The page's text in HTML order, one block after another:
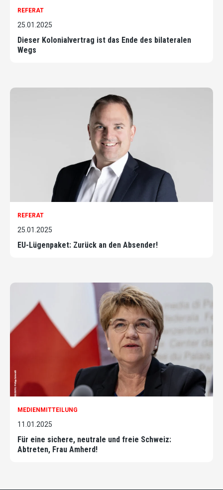
REFERAT
25.01.2025
Dieser Kolonialvertrag ist das Ende des bilateralen
Wegs
REFERAT
25.01.2025
EU-Lügenpaket: Zurück an den Absender!
MEDIENMITTEILUNG
11.01.2025
Für eine sichere, neutrale und freie Schweiz:
Abtreten, Frau Amherd!